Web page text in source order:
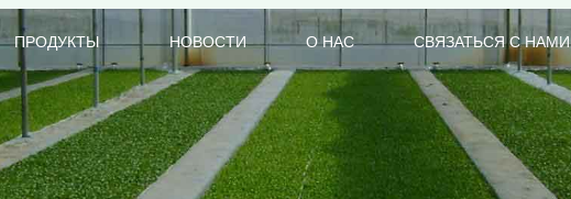
ПРОДУКТЫ НОВОСТИ О НАС СВЯЗАТЬСЯ С НАМИ